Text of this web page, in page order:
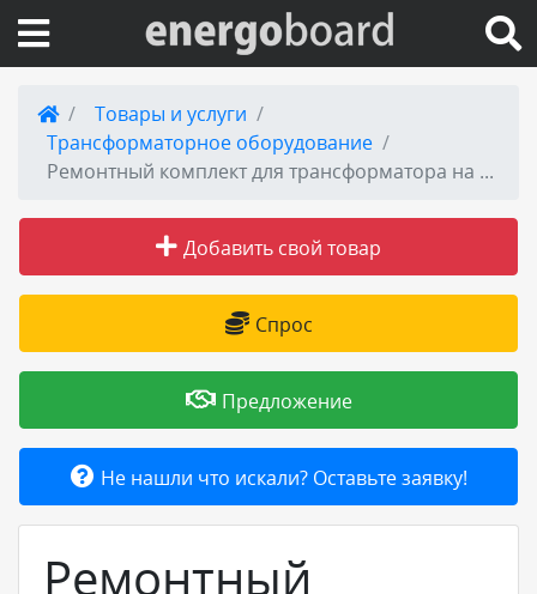
Вход на сайт
Поиск по сайту
Публикации
Справка
Товары и услуги
Добавить товар или услугу
Товары и услуги
Трансформаторное оборудование
Ремонтный комплект для трансформатора на 630 кВа к ТМЗ
Добавить свой товар
Спрос
Предложение
Не нашли что искали? Оставьте заявку!
Ремонтный